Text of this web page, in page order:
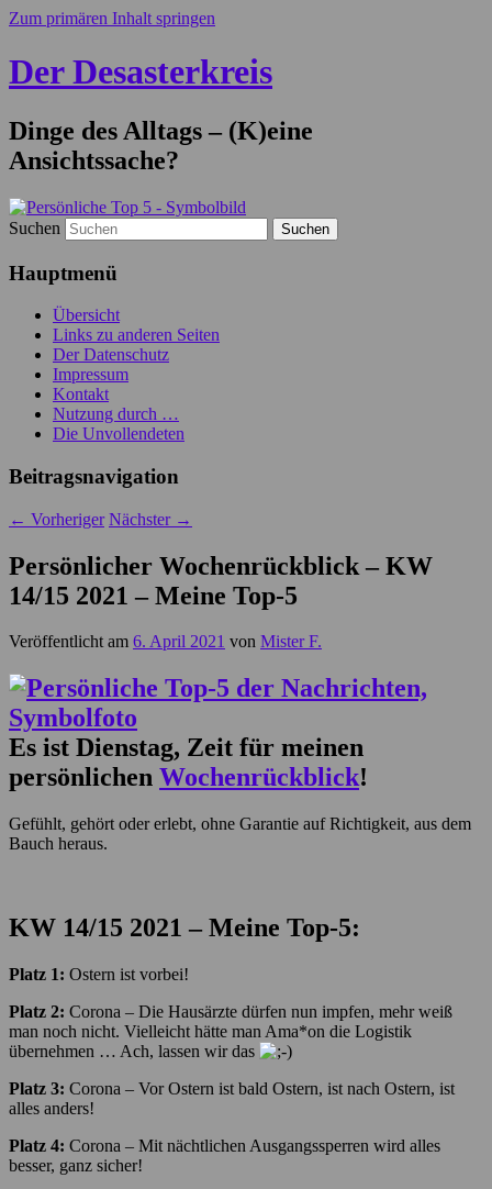
Zum primären Inhalt springen
Der Desasterkreis
Dinge des Alltags – (K)eine
Ansichtssache?
Suchen
Hauptmenü
Übersicht
Links zu anderen Seiten
Der Datenschutz
Impressum
Kontakt
Nutzung durch …
Die Unvollendeten
Beitragsnavigation
← Vorheriger Nächster →
Persönlicher Wochenrückblick – KW
14/15 2021 – Meine Top-5
Veröffentlicht am 6. April 2021 von Mister F.
Es ist Dienstag, Zeit für meinen
persönlichen Wochenrückblick!
Gefühlt, gehört oder erlebt, ohne Garantie auf Richtigkeit, aus dem
Bauch heraus.
KW 14/15 2021 – Meine Top-5:
Platz 1: Ostern ist vorbei!
Platz 2: Corona – Die Hausärzte dürfen nun impfen, mehr weiß
man noch nicht. Vielleicht hätte man Ama*on die Logistik
übernehmen … Ach, lassen wir das
Platz 3: Corona – Vor Ostern ist bald Ostern, ist nach Ostern, ist
alles anders!
Platz 4: Corona – Mit nächtlichen Ausgangssperren wird alles
besser, ganz sicher!